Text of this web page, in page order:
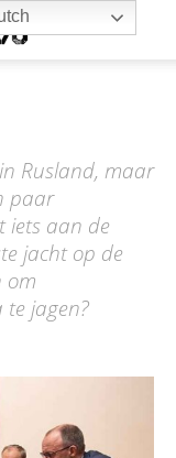
Rusland, maar
paar
iets aan de
jacht op de
om
te jagen?